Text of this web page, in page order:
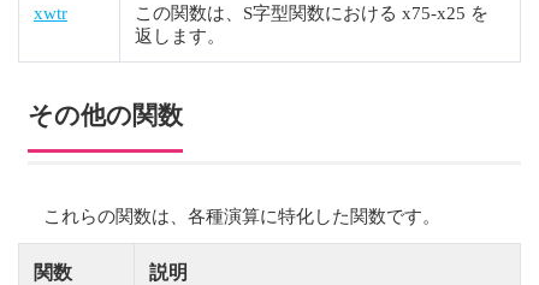
xwtr
この関数は、S字型関数における x75-x25 を
返します。
その他の関数
これらの関数は、各種演算に特化した関数です。
関数 説明